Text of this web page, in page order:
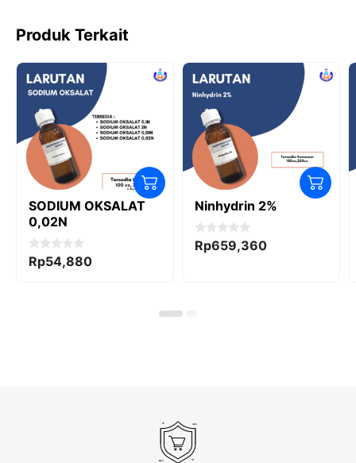
Produk Terkait
SODIUM OKSALAT
0,02N
0
o
Rp54,880
Ninhydrin 2%
0
o
Rp659,360